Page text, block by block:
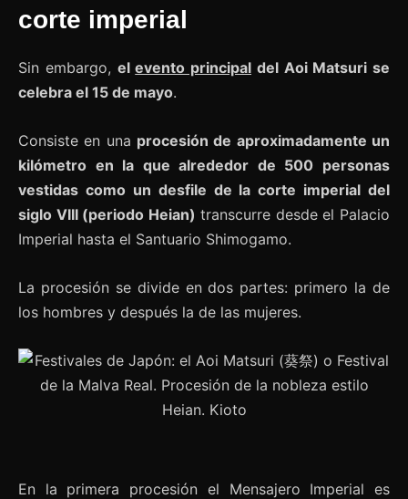
corte imperial
Sin embargo, elevento principal del Aoi Matsuri se
celebra el 15 de mayo.
Consiste en una procesión de aproximadamente un
kilómetro en la que alrededor de 500 personas
vestidas como un desfile de la corte imperial del
siglo VIII (periodo Heian) transcurre desde el Palacio
Imperial hasta el Santuario Shimogamo.
La procesión se divide en dos partes: primero la de
los hombres y después la de las mujeres.
En la primera procesión el Mensajero Imperial es